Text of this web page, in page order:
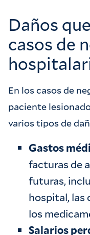
Daños
casos de
En los casos de
paciente
varios tipos de
Gastos
facturas de
futuras,
hospital, las
los
Salarios